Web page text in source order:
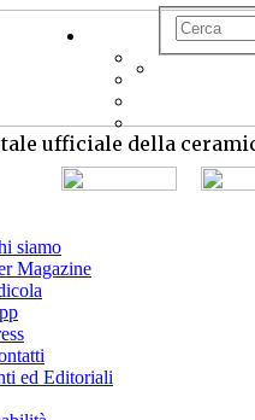
ufficiale della
siamo
Magazine
ed Editoriali